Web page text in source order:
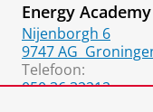
Energy
Nijenborgh 6
9747 AG
Telefoon:
050 36 32212